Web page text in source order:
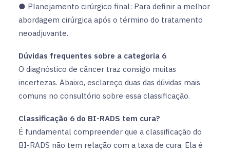
● Planejamento cirúrgico final: Para definir a melhor
abordagem cirúrgica após o término do tratamento
neoadjuvante.
Dúvidas frequentes sobre a categoria 6
O diagnóstico de câncer traz consigo muitas
incertezas. Abaixo, esclareço duas das dúvidas mais
comuns no consultório sobre essa classificação.
Classificação 6 do BI-RADS tem cura?
É fundamental compreender que a classificação do
BI-RADS não tem relação com a taxa de cura. Ela é